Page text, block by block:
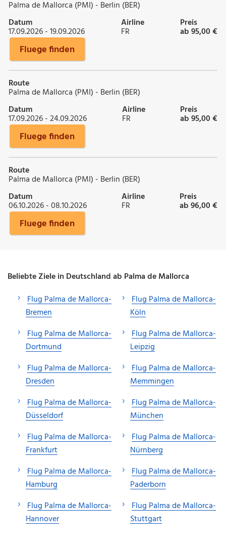
Palma de Mallorca (PMI) - Berlin (BER)
Datum
17.09.2026 - 19.09.2026
Airline
FR
Preis
ab 95,00 €
Fluege finden
Route
Palma de Mallorca (PMI) - Berlin (BER)
Datum
17.09.2026 - 24.09.2026
Airline
FR
Preis
ab 95,00 €
Fluege finden
Route
Palma de Mallorca (PMI) - Berlin (BER)
Datum
06.10.2026 - 08.10.2026
Airline
FR
Preis
ab 96,00 €
Fluege finden
Beliebte Ziele in Deutschland ab Palma de Mallorca
Flug Palma de Mallorca-
Bremen
Flug Palma de Mallorca-
Dortmund
Flug Palma de Mallorca-
Dresden
Flug Palma de Mallorca-
Düsseldorf
Flug Palma de Mallorca-
Frankfurt
Flug Palma de Mallorca-
Hamburg
Flug Palma de Mallorca-
Hannover
Flug Palma de Mallorca-
Köln
Flug Palma de Mallorca-
Leipzig
Flug Palma de Mallorca-
Memmingen
Flug Palma de Mallorca-
München
Flug Palma de Mallorca-
Nürnberg
Flug Palma de Mallorca-
Paderborn
Flug Palma de Mallorca-
Stuttgart